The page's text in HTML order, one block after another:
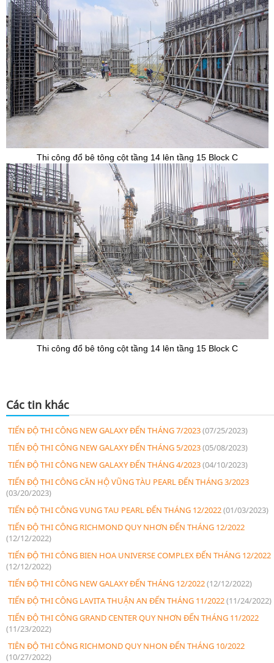
Thi công đổ bê tông cột tầng 14 lên tầng 15 Block C
Thi công đổ bê tông cột tầng 14 lên tầng 15 Block C
Các tin khác
TIẾN ĐỘ THI CÔNG NEW GALAXY ĐẾN THÁNG 7/2023(07/25/2023)
TIẾN ĐỘ THI CÔNG NEW GALAXY ĐẾN THÁNG 5/2023(05/08/2023)
TIẾN ĐỘ THI CÔNG NEW GALAXY ĐẾN THÁNG 4/2023(04/10/2023)
TIẾN ĐỘ THI CÔNG CĂN HỘ VŨNG TÀU PEARL ĐẾN THÁNG 3/2023
(03/20/2023)
TIẾN ĐỘ THI CÔNG VUNG TAU PEARL ĐẾN THÁNG 12/2022(01/03/2023)
TIẾN ĐỘ THI CÔNG RICHMOND QUY NHƠN ĐẾN THÁNG 12/2022
(12/12/2022)
TIẾN ĐỘ THI CÔNG BIEN HOA UNIVERSE COMPLEX ĐẾN THÁNG 12/2022
(12/12/2022)
TIẾN ĐỘ THI CÔNG NEW GALAXY ĐẾN THÁNG 12/2022(12/12/2022)
TIẾN ĐỘ THI CÔNG LAVITA THUẬN AN ĐẾN THÁNG 11/2022(11/24/2022)
TIẾN ĐỘ THI CÔNG GRAND CENTER QUY NHƠN ĐẾN THÁNG 11/2022
(11/23/2022)
TIÊN ĐỘ THI CÔNG RICHMOND QUY NHON ĐẾN THÁNG 10/2022
(10/27/2022)